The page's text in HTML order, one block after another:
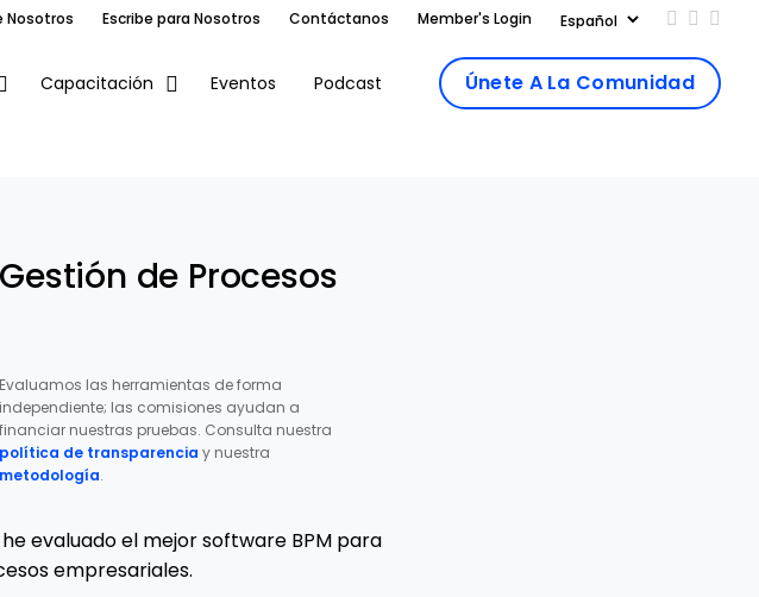
Nosotros Escribe para Nosotros Contáctanos Member's Login Add us
Follow
Capacitación Eventos Podcast Únete A La Comunidad
de Procesos
Evaluamos las herramientas de forma
independiente; las comisiones ayudan a
financiar nuestras pruebas. Consulta nuestra
política de transparencia y nuestra
metodología.
evaluado el mejor software BPM para
empresariales.